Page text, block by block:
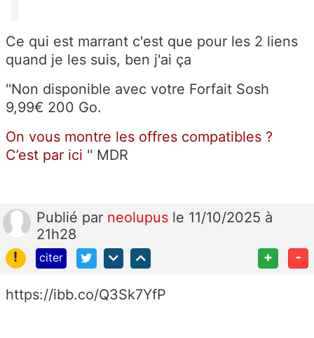
Ce qui est marrant c'est que pour les 2 liens
quand je les suis, ben j'ai ça
''Non disponible avec votre Forfait Sosh
9,99€ 200 Go.
On vous montre les offres compatibles ?
C’est par ici '' MDR
Publié par neolupus le 11/10/2025 à
21h28
!
citer + -
https://ibb.co/Q3Sk7YfP